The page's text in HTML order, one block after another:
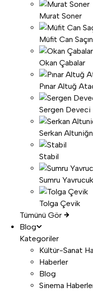
Murat Soner
Müfit Can
Okan Çabalar
Pınar Altuğ
Sergen Deveci
Serkan
Stabil
Sumru Yavrucuk
Tolga Çevik
Tümünü Gör
Blog
Kategoriler
Kültür-Sanat
Haberler
Blog
Sinema